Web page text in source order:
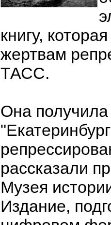
книгу,
жертвам
ТАСС.
Она
"Екатеринбург
рассказали
Музея
Издание,